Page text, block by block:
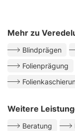
Mehr zu
Blindprägen
Folienprägung
Weitere
Beratung